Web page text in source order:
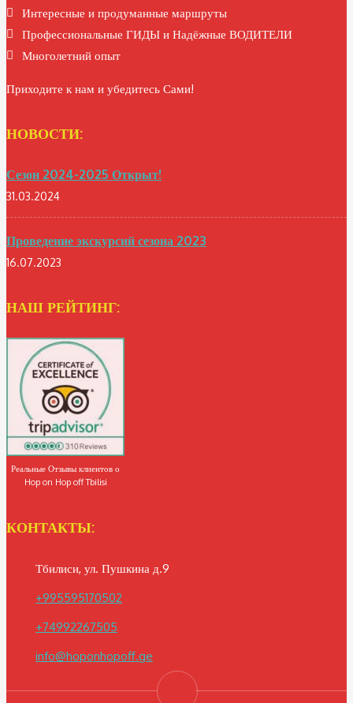
Интересные и продуманные маршруты
Профессиональные ГИДЫ и Надёжные ВОДИТЕЛИ
Многолетний опыт
Приходите к нам и убедитесь Сами!
НОВОСТИ:
Сезон 2024-2025 Открыт!
31.03.2024
Проведение экскурсий сезона 2023
16.07.2023
НАШ РЕЙТИНГ:
Реальные Отзывы клиентов о
Hop on Hop off Tbilisi
КОНТАКТЫ:
Тбилиси, ул. Пушкина д.9
+995595170502
+74992267505
info@hoponhopoff.ge